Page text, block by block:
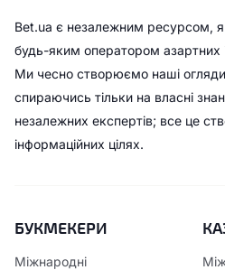
Bet.ua є незалежним ресурсом,
будь-яким оператором азартних
Ми чесно створюємо наші огляди
спираючись тільки на власні
незалежних експертів; все це
інформаційних цілях.
БУКМЕКЕРИ
Міжнародні